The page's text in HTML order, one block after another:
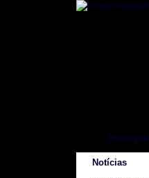
Principal
Notícias